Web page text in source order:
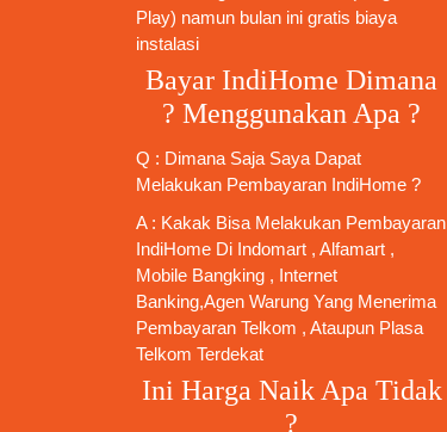
Play) namun bulan ini gratis biaya
instalasi
Bayar IndiHome Dimana
? Menggunakan Apa ?
Q : Dimana Saja Saya Dapat
Melakukan Pembayaran IndiHome ?
A : Kakak Bisa Melakukan Pembayaran
IndiHome Di Indomart , Alfamart ,
Mobile Bangking , Internet
Banking,Agen Warung Yang Menerima
Pembayaran Telkom , Ataupun Plasa
Telkom Terdekat
Ini Harga Naik Apa Tidak
?